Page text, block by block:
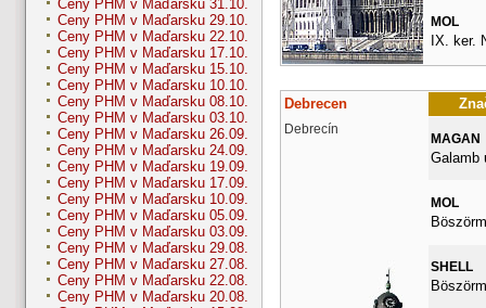
Ceny PHM v Maďarsku 31.10.
Ceny PHM v Maďarsku 29.10.
Ceny PHM v Maďarsku 22.10.
Ceny PHM v Maďarsku 17.10.
Ceny PHM v Maďarsku 15.10.
Ceny PHM v Maďarsku 10.10.
Ceny PHM v Maďarsku 08.10.
Ceny PHM v Maďarsku 03.10.
Ceny PHM v Maďarsku 26.09.
Ceny PHM v Maďarsku 24.09.
Ceny PHM v Maďarsku 19.09.
Ceny PHM v Maďarsku 17.09.
Ceny PHM v Maďarsku 10.09.
Ceny PHM v Maďarsku 05.09.
Ceny PHM v Maďarsku 03.09.
Ceny PHM v Maďarsku 29.08.
Ceny PHM v Maďarsku 27.08.
Ceny PHM v Maďarsku 22.08.
Ceny PHM v Maďarsku 20.08.
MOL
IX. ker.
Debrecen
Debrecín
MAGAN
Galamb
MOL
SHELL